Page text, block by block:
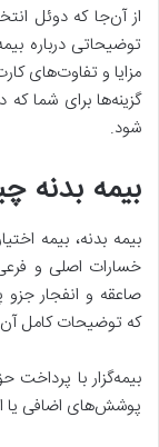
از آن‌جا که دوئل
توضیحاتی درباره
مزایا و تفاوت‌های
گزینه‌ها برای شما
شود.
بیمه بدنه
بیمه بدنه، بیمه
خسارات اصلی و
صاعقه و انفجار
که توضیحات کامل
بیمه‌گزار با
پوشش‌‌های اضافی یا